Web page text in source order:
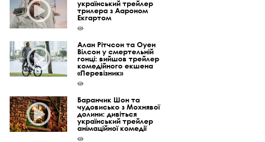
український трейлер
трилера з Аароном
Екгартом
Алан Рітчсон та Оуен
Вілсон у смертельній
гонці: вийшов трейлер
комедійного екшена
«Перевізник»
Баранчик Шон та
чудовисько з Мохнявої
долини: дивіться
український трейлер
анімаційної комедії